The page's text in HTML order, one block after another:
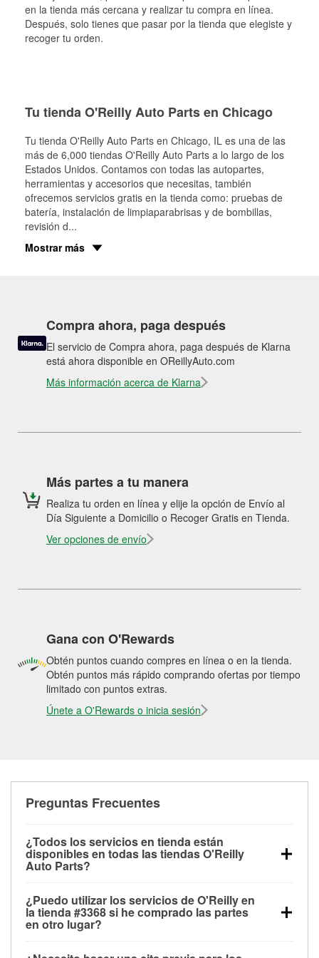
en la tienda más cercana y realizar tu compra en línea.
Después, solo tienes que pasar por la tienda que elegiste y
recoger tu orden.
Tu tienda O'Reilly Auto Parts en Chicago
Tu tienda O'Reilly Auto Parts en Chicago, IL es una de las
más de 6,000 tiendas O'Reilly Auto Parts a lo largo de los
Estados Unidos. Contamos con todas las autopartes,
herramientas y accesorios que necesitas, también
ofrecemos servicios gratis en la tienda como: pruebas de
batería, instalación de limpiaparabrisas y de bombillas,
revisión d...
Mostrar más
Compra ahora, paga después
El servicio de Compra ahora, paga después de Klarna
está ahora disponible en OReillyAuto.com
Más información acerca de Klarna
Más partes a tu manera
Realiza tu orden en línea y elije la opción de Envío al
Día Siguiente a Domicilio o Recoger Gratis en Tienda.
Ver opciones de envío
Gana con O'Rewards
Obtén puntos cuando compres en línea o en la tienda.
Obtén puntos más rápido comprando ofertas por tiempo
limitado con puntos extras.
Únete a O'Rewards o inicia sesión
Preguntas Frecuentes
¿Todos los servicios en tienda están
disponibles en todas las tiendas O'Reilly
Auto Parts?
las pruebas de batería, pruebas de alternador y
motor de arranque, revisión de la luz “Check Engine”
con O'Reilly VeriScan® e instalación de
limpiaparabrisas o bombillas, están disponibles en
¿Puedo utilizar los servicios de O'Reilly en
la tienda #3368 si he comprado las partes
en otro lugar?